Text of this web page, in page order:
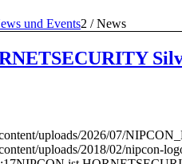
und Events2 / News
uploads/2026/07/
uploads/2018/02/nipcon-